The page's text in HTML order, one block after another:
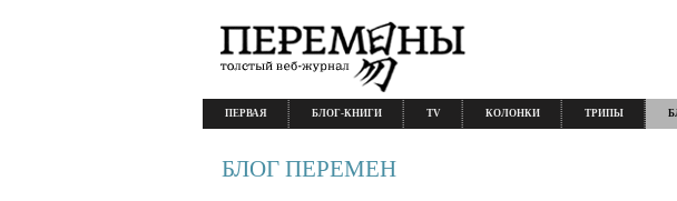
ПЕРВАЯ БЛОГ-КНИГИ TV КОЛОНКИ ТРИПЫ
БЛОГ ПЕРЕМЕН